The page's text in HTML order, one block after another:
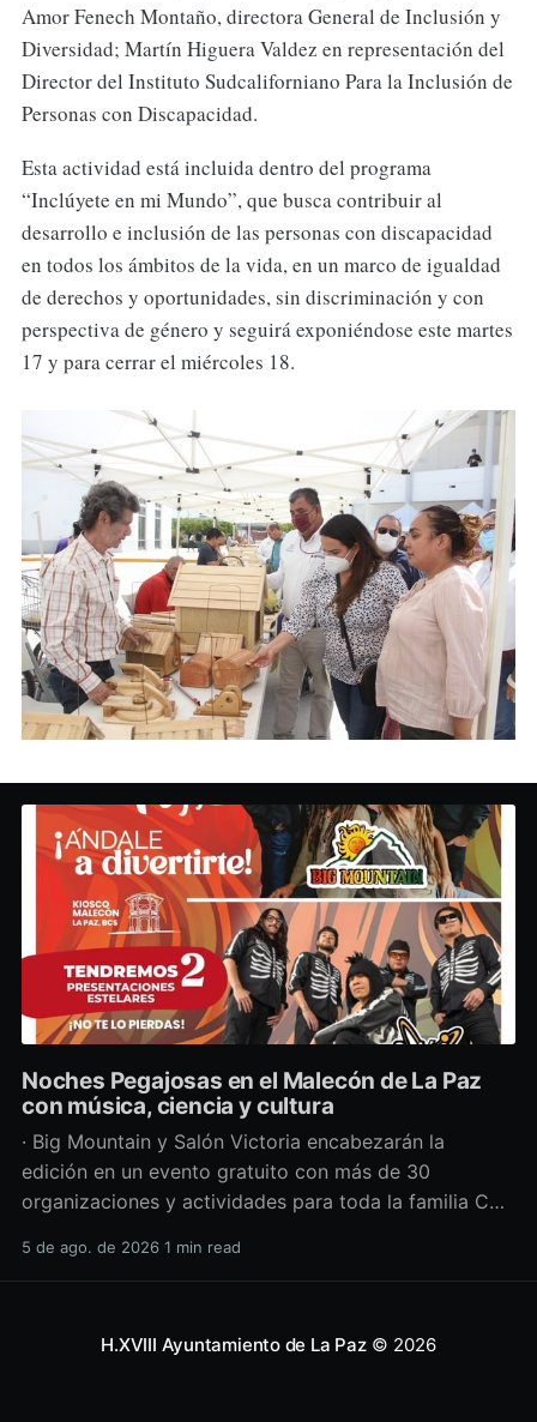
Amor Fenech Montaño, directora General de Inclusión y
Diversidad; Martín Higuera Valdez en representación del
Director del Instituto Sudcaliforniano Para la Inclusión de
Personas con Discapacidad.
Esta actividad está incluida dentro del programa
“Inclúyete en mi Mundo”, que busca contribuir al
desarrollo e inclusión de las personas con discapacidad
en todos los ámbitos de la vida, en un marco de igualdad
de derechos y oportunidades, sin discriminación y con
perspectiva de género y seguirá exponiéndose este martes
17 y para cerrar el miércoles 18.
Noches Pegajosas en el Malecón de La Paz
con música, ciencia y cultura
· Big Mountain y Salón Victoria encabezarán la
edición en un evento gratuito con más de 30
organizaciones y actividades para toda la familia Con
divulgación científica y actividades culturales
5 de ago. de 2026 1 min read
H.XVIII Ayuntamiento de La Paz© 2026